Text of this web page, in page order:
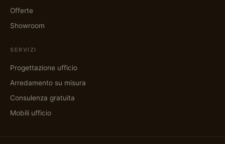
Offerte
Showroom
SERVIZI
Progettazione ufficio
Arredamento su misura
Consulenza gratuita
Mobili ufficio